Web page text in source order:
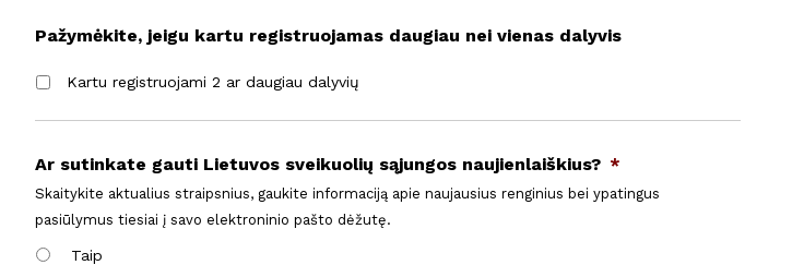
Pažymėkite, jeigu kartu registruojamas daugiau nei vienas dalyvis
Kartu registruojami 2 ar daugiau dalyvių
Ar sutinkate gauti Lietuvos sveikuolių sąjungos naujienlaiškius? *
Skaitykite aktualius straipsnius, gaukite informaciją apie naujausius renginius bei ypatingus
pasiūlymus tiesiai į savo elektroninio pašto dėžutę.
Taip